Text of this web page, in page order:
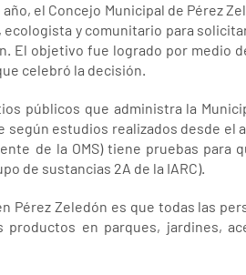
el Concejo Municipal de Pérez
y comunitario para
El objetivo fue logrado por medio
celebró la decisión.
públicos que administra la
estudios realizados desde el
de la OMS) tiene pruebas
de sustancias 2A de la IARC).
Pérez Zeledón es que todas las
productos en parques, jardines,